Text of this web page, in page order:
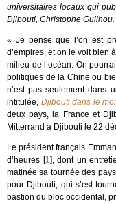
universitaires locaux qui
Djibouti, Christophe Guilhou.
« Je pense que l’on est
d’empires, et on le voit bien
milieu de l’océan. On
politiques de la Chine ou
n’est pas seulement dans
intitulée, Djibouti dans le
deux pays, la France et
Mitterrand à Djibouti le 22
Le président français
d’heures [1], dont un
matinée sa tournée des
pour Djibouti, qui s’est
bastion du bloc occidental,